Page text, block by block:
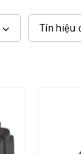
Tín hiệu